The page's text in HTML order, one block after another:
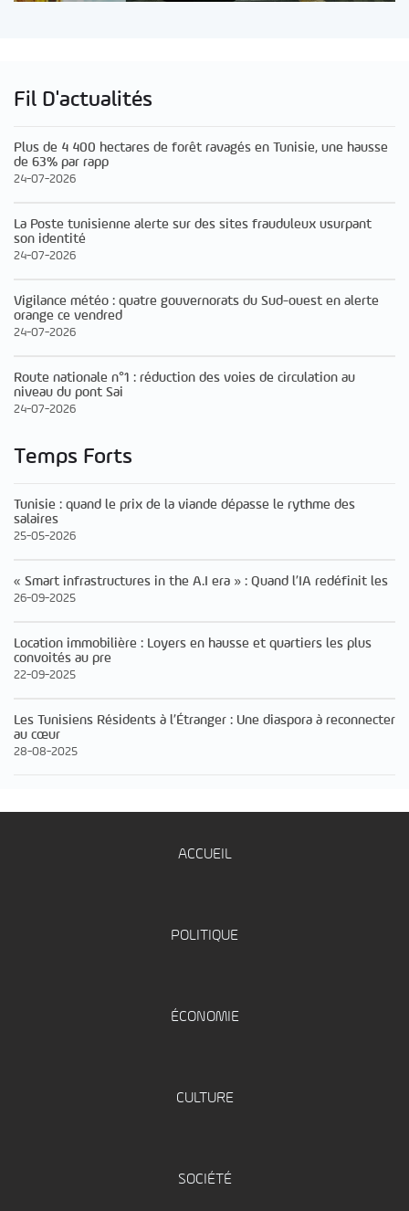
Fil D'actualités
Plus de 4 400 hectares de forêt ravagés en Tunisie, une hausse
de 63% par rapp
24-07-2026
La Poste tunisienne alerte sur des sites frauduleux usurpant
son identité
24-07-2026
Vigilance météo : quatre gouvernorats du Sud-ouest en alerte
orange ce vendred
24-07-2026
Route nationale n°1 : réduction des voies de circulation au
niveau du pont Sai
24-07-2026
Temps Forts
Tunisie : quand le prix de la viande dépasse le rythme des
salaires
25-05-2026
« Smart infrastructures in the A.I era » : Quand l’IA redéfinit les
26-09-2025
Location immobilière : Loyers en hausse et quartiers les plus
convoités au pre
22-09-2025
Les Tunisiens Résidents à l’Étranger : Une diaspora à reconnecter
au cœur
28-08-2025
ACCUEIL
POLITIQUE
ÉCONOMIE
CULTURE
SOCIÉTÉ